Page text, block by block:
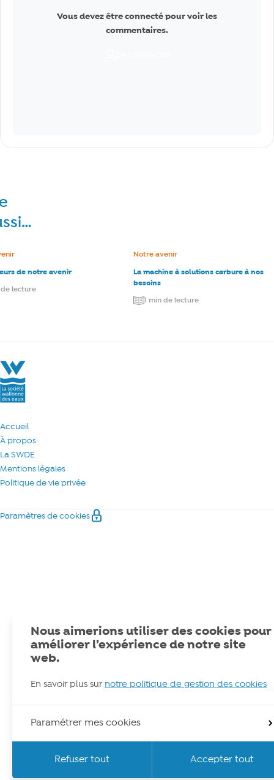
Vous devez être connecté pour voir les
commentaires.
de notre avenir
:
de lecture
La machine à solutions carbure à nos
besoins
Catégorie :
Notre avenir
1 min de lecture
La Société Wallonne des Eaux
Accueil
À propos
La SWDE
Mentions légales
Politique de vie privée
Paramètres de cookies
Nous aimerions utiliser des cookies pour
améliorer l’expérience de notre site
web.
En savoir plus surnotre politique de gestion des cookies
Paramétrer mes cookies
Refuser tout Accepter tout